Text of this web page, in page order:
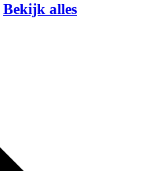
Bekijk alles